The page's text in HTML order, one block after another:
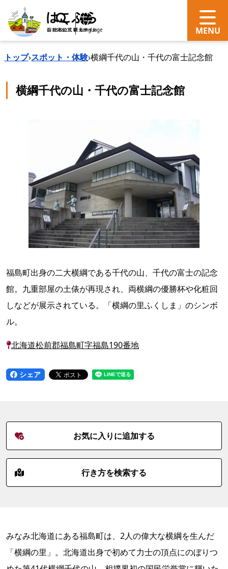
search Language
トップ›スポット・体験›横綱千代の山・千代の富士記念館
横綱千代の山・千代の富士記念館
福島町出身の二大横綱である千代の山、千代の富士の記念
館。九重部屋の土俵が再現され、両横綱の優勝杯や化粧回
しなどが展示されている。「横綱の里ふくしま」のシンボ
ル。
北海道松前郡福島町字福島190番地
シェア
お気に入りに追加する
行き方を検索する
みなみ北海道にある福島町は、2人の偉大な横綱を生んだ
「横綱の里」。北海道出身で初めて力士の頂点にのぼりつ